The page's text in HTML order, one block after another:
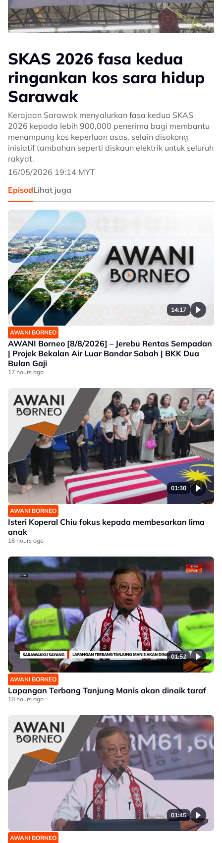
SKAS 2026 fasa kedua
ringankan kos sara hidup
Sarawak
Kerajaan Sarawak menyalurkan fasa kedua SKAS
2026 kepada lebih 900,000 penerima bagi membantu
menampung kos keperluan asas, selain disokong
inisiatif tambahan seperti diskaun elektrik untuk seluruh
rakyat.
16/05/2026 19:14 MYT
EpisodLihat juga
14:17
AWANI BORNEO
AWANI Borneo [8/8/2026] – Jerebu Rentas Sempadan
| Projek Bekalan Air Luar Bandar Sabah | BKK Dua
Bulan Gaji
17 hours ago
01:30
AWANI BORNEO
Isteri Koperal Chiu fokus kepada membesarkan lima
anak
18 hours ago
01:52
AWANI BORNEO
Lapangan Terbang Tanjung Manis akan dinaik taraf
18 hours ago
01:45
AWANI BORNEO